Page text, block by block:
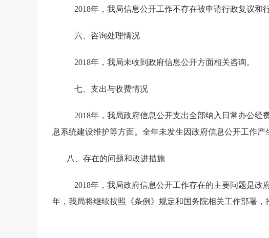
2018年，我局信息公开工作不存在被申请行政复议和
六、咨询处理情况
2018年，我局未收到政府信息公开方面相关咨询。
七、支出与收费情况
2018年，我局政府信息公开支出全部纳入日常办公经
息系统建设维护等方面。全年未发生因政府信息公开工作产
八、存在的问题和改进措施
2018年，我局政府信息公开工作存在的主要问题是政
年，我局将继续按照《条例》规定和国务院相关工作部署